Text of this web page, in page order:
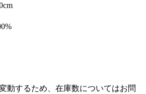
動するため、在庫数についてはお問